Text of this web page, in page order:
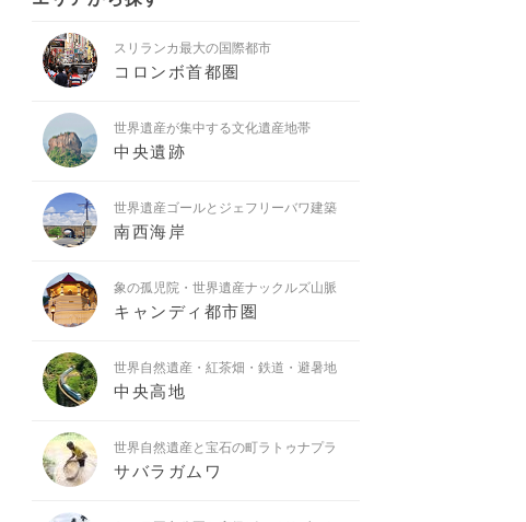
スリランカ最大の国際都市
コロンボ首都圏
世界遺産が集中する文化遺産地帯
中央遺跡
世界遺産ゴールとジェフリーバワ建築
南西海岸
象の孤児院・世界遺産ナックルズ山脈
キャンディ都市圏
世界自然遺産・紅茶畑・鉄道・避暑地
中央高地
世界自然遺産と宝石の町ラトゥナプラ
サバラガムワ